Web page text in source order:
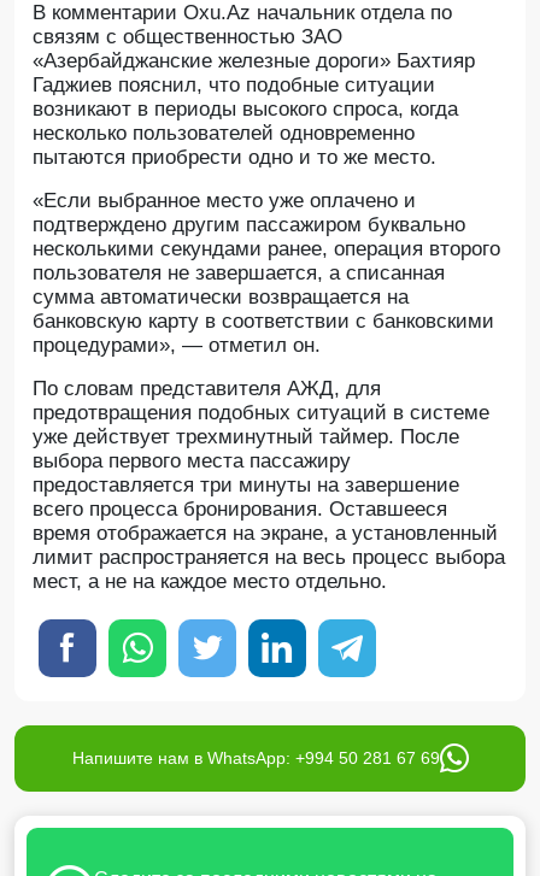
В комментарии Oxu.Az начальник отдела по
связям с общественностью ЗАО
«Азербайджанские железные дороги» Бахтияр
Гаджиев пояснил, что подобные ситуации
возникают в периоды высокого спроса, когда
несколько пользователей одновременно
пытаются приобрести одно и то же место.
«Если выбранное место уже оплачено и
подтверждено другим пассажиром буквально
несколькими секундами ранее, операция второго
пользователя не завершается, а списанная
сумма автоматически возвращается на
банковскую карту в соответствии с банковскими
процедурами», — отметил он.
По словам представителя АЖД, для
предотвращения подобных ситуаций в системе
уже действует трехминутный таймер. После
выбора первого места пассажиру
предоставляется три минуты на завершение
всего процесса бронирования. Оставшееся
время отображается на экране, а установленный
лимит распространяется на весь процесс выбора
мест, а не на каждое место отдельно.
Напишите нам в WhatsApp: +994 50 281 67 69